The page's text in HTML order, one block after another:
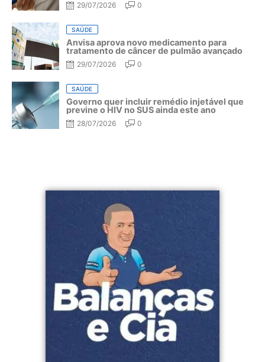
29/07/2026 0
SAÚDE
Anvisa aprova novo medicamento para
tratamento de câncer de pulmão avançado
29/07/2026 0
SAÚDE
Governo quer incluir remédio injetável que
previne o HIV no SUS ainda este ano
28/07/2026 0